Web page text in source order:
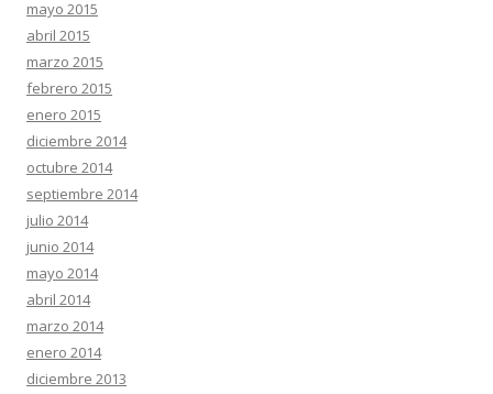
mayo 2015
abril 2015
marzo 2015
febrero 2015
enero 2015
diciembre 2014
octubre 2014
septiembre 2014
julio 2014
junio 2014
mayo 2014
abril 2014
marzo 2014
enero 2014
diciembre 2013